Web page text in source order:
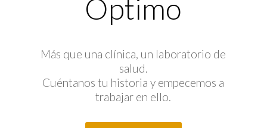
Óptimo
Más que una clínica, un laboratorio de
salud.
Cuéntanos tu historia y empecemos a
trabajar en ello.